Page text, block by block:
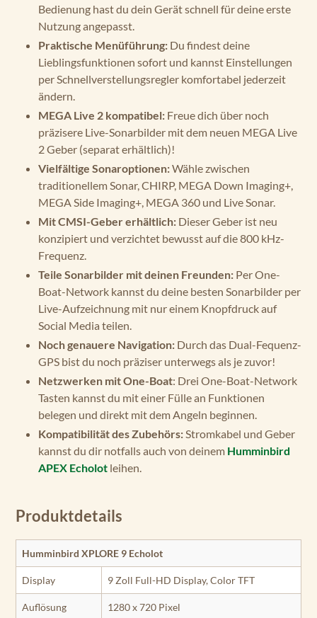
Bedienung hast du dein Gerät schnell für deine erste
Nutzung angepasst.
Praktische Menüführung: Du findest deine
Lieblingsfunktionen sofort und kannst Einstellungen
per Schnellverstellungsregler komfortabel jederzeit
ändern.
MEGA Live 2 kompatibel: Freue dich über noch
präzisere Live-Sonarbilder mit dem neuen MEGA Live
2 Geber (separat erhältlich)!
Vielfältige Sonaroptionen:Wähle zwischen
traditionellem Sonar, CHIRP, MEGA Down Imaging+,
MEGA Side Imaging+, MEGA 360 und Live Sonar.
Mit CMSI-Geber erhältlich: Dieser Geber ist neu
konzipiert und verzichtet bewusst auf die 800 kHz-
Frequenz.
Teile Sonarbilder mit deinen Freunden: Per One-
Boat-Network kannst du deine besten Sonarbilder per
Live-Aufzeichnung mit nur einem Knopfdruck auf
Social Media teilen.
Noch genauere Navigation: Durch das Dual-Fequenz-
GPS bist du noch präziser unterwegs als je zuvor!
Netzwerken mit One-Boat: Drei One-Boat-Network
Tasten kannst du mit einer Fülle an Funktionen
belegen und direkt mit dem Angeln beginnen.
Kompatibilität des Zubehörs:Stromkabel und Geber
kannst du dir notfalls auch von deinem Humminbird
APEX Echolot leihen.
Produktdetails
Humminbird XPLORE 9 Echolot
Display 9 Zoll Full-HD Display, Color TFT
Auflösung 1280 x 720 Pixel